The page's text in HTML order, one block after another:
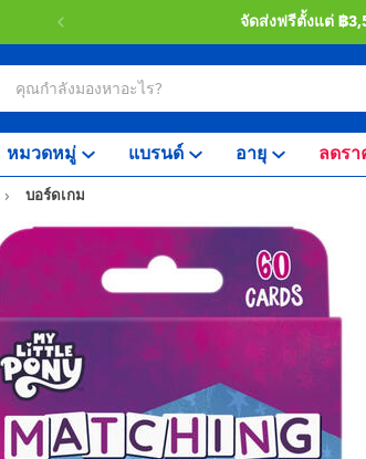
จัดส่งฟรีตั้งแต่ ฿
หมวดหมู่ แบรนด์ อายุ ลดรา
บอร์ดเกม